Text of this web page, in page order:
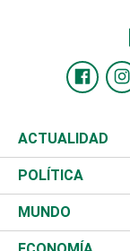
ACTUALIDAD
Nacional
Ciudad
Educación
POLÍTICA
Partidos
MUNDO